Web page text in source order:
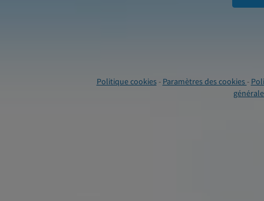
Politique cookies- Paramètres des cookies-